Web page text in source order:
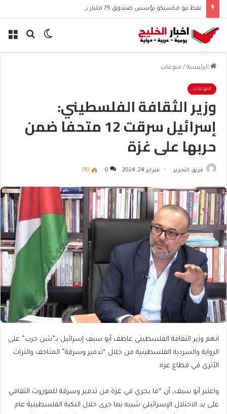
نفط نيو مكسيكو يؤسس صندوق 75 مليار دولار ويشعل جدل الإنفاق
بحث الوضع
الرئيسية / منوعات
منوعات
وزير الثقافة الفلسطيني:
إسرائيل سرقت 12 متحفا ضمن
حربها على غزة
فريق التحرير فبراير 24, 2024 0
710
اتهم وزير الثقافة الفلسطيني عاطف أبو سيف إسرائيل بـ”شن حرب” على
الرواية والسردية الفلسطينية من خلال “تدمير وسرقة” المتاحف والتراث
الأثري في قطاع غزة.
واعتبر أبو سيف، أن “ما يجري في غزة من تدمير وسرقة للموروث الثقافي
على يد الاحتلال الإسرائيلي شبيه بما جرى خلال النكبة الفلسطينية عام